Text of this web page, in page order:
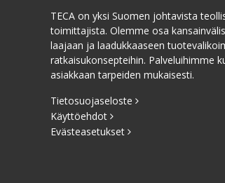
TECA on yksi Suomen johtavista
toimittajista. Olemme osa
laajaan ja laadukkaaseen
ratkaisukonsepteihin. Palveluihimme
asiakkaan tarpeiden mukaisesti.
Tietosuojaseloste
Käyttöehdot
Evästeasetukset